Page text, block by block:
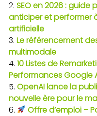
SEO en 2026 : guide
anticiper et performer
artificielle
Le référencement
multimodale
10 Listes de
Performances Google
OpenAI lance la
nouvelle ère pour le
Offre d’emploi –